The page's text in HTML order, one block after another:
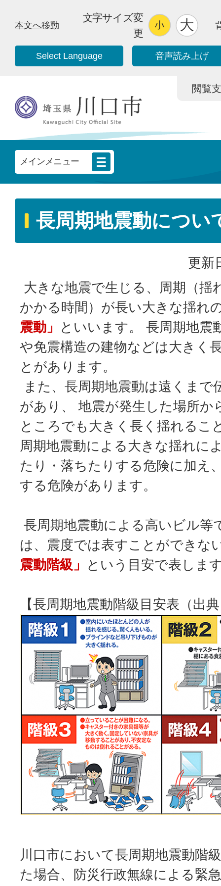
本文へ移動
文字サイズ変
更
Select Language 音声読み上げ
閲覧
メインメニュー
長周期地震動につい
更新
大きな地震で生じる、周期（揺
かかる時間）が長い大きな揺れ
震動」
といいます。 長周期地震
や免震構造の建物などは大きく
とがあります。
また、長周期地震動は遠くまで
があり、 地震が発生した場所か
ところでも大きく長く揺れるこ
周期地震動による大きな揺れに
たり・落ちたりする危険に加え
する危険があります。
長周期地震動による高いビル等
は、震度では表すことができな
震動階級」
という目安で表しま
【長周期地震動階級目安表（出
川口市において長周期地震動階
た場合、防災行政無線による緊